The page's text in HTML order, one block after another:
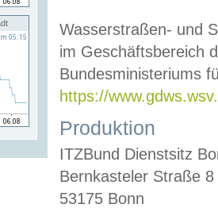
Wasserstraßen- und
im Geschäftsbereich
Bundesministeriums
https://
Produktion
ITZBund Dienstsitz
Bernkasteler Straße 8
53175 Bonn